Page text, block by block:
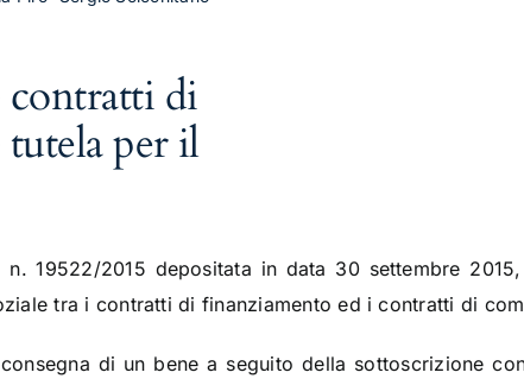
contratti di
per il
19522/2015 depositata in data 30 settembre
tra i contratti di finanziamento ed i contratti di
di un bene a seguito della sottoscrizione